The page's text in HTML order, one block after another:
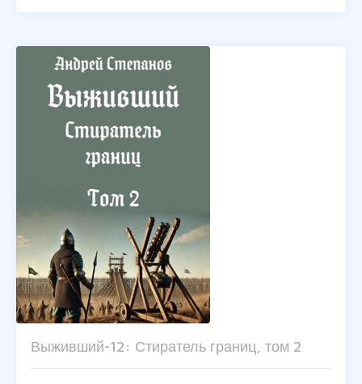
Выживший-12: Стиратель границ, том 2